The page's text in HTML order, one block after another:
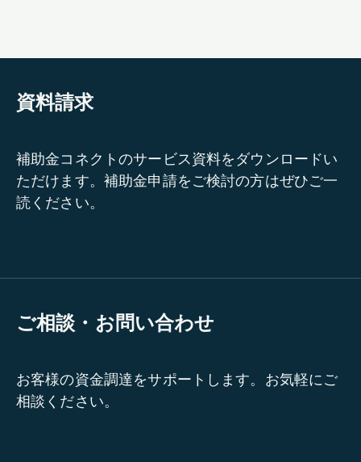
資料請求
補助金コネクトのサービス資料をダウンロードい
ただけます。補助金申請をご検討の方はぜひご一
読ください。
ご相談・お問い合わせ
お客様の資金調達をサポートします。お気軽にご
相談ください。